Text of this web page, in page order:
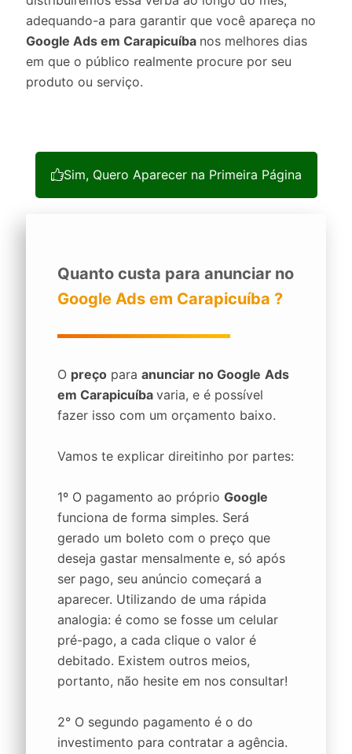
adequando-a para garantir que você apareça no
Google Ads em Carapicuíba nos melhores dias
em que o público realmente procure por seu
produto ou serviço.
Sim, Quero Aparecer na Primeira Página
Quanto custa para anunciar no
Google Ads em Carapicuíba ?
O preço para anunciar no Google Ads
em Carapicuíba varia, e é possível
fazer isso com um orçamento baixo.
Vamos te explicar direitinho por partes:
1º O pagamento ao próprio Google
funciona de forma simples. Será
gerado um boleto com o preço que
deseja gastar mensalmente e, só após
ser pago, seu anúncio começará a
aparecer. Utilizando de uma rápida
analogia: é como se fosse um celular
pré-pago, a cada clique o valor é
debitado. Existem outros meios,
portanto, não hesite em nos consultar!
2° O segundo pagamento é o do
investimento para contratar a agência.